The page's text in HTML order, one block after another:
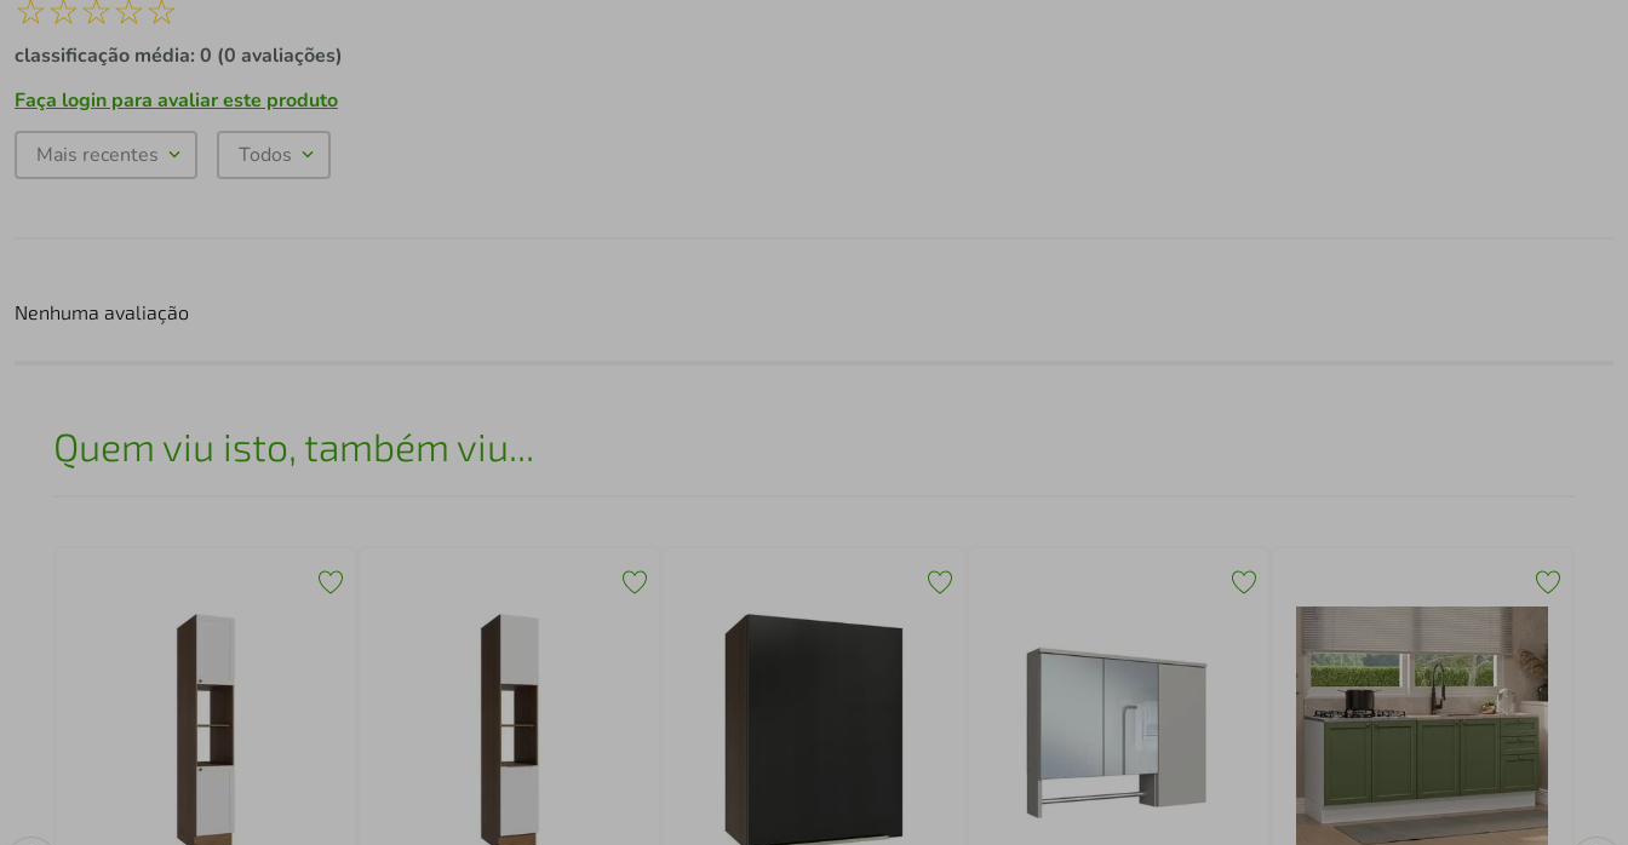
☆☆☆☆☆
classificação média: 0 (0 avaliações)
Faça login para avaliar este produto
Mais recentes Todos
Nenhuma avaliação
Quem viu isto, também viu...